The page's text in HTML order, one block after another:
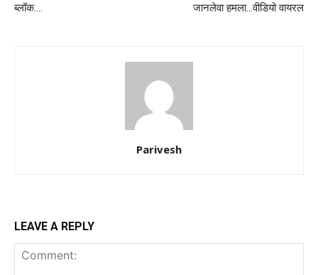
ब्लॉक….
जानलेवा हमला…वीडियो वायरल
Parivesh
LEAVE A REPLY